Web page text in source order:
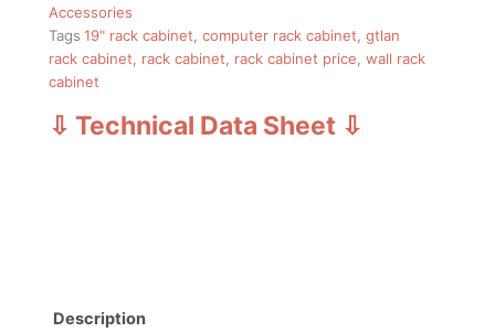
Accessories
Tags 19" rack cabinet,computer rack cabinet,gtlan
rack cabinet, rack cabinet, rack cabinet price,wall rack
cabinet
⇩ Technical Data Sheet ⇩
Description